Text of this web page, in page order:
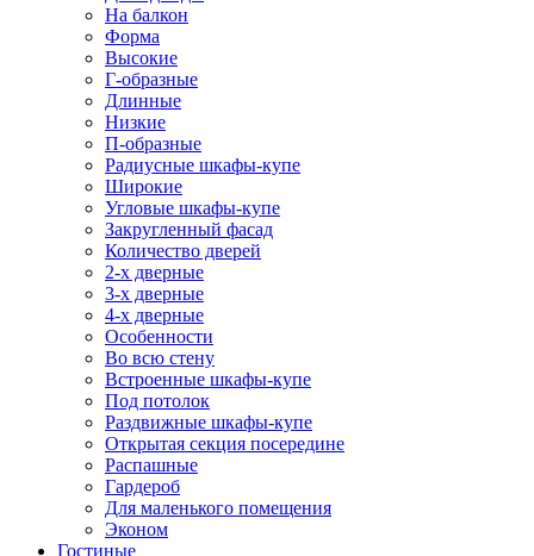
На балкон
Форма
Высокие
Г-образные
Длинные
Низкие
П-образные
Радиусные шкафы-купе
Широкие
Угловые шкафы-купе
Закругленный фасад
Количество дверей
2-х дверные
3-х дверные
4-х дверные
Особенности
Во всю стену
Встроенные шкафы-купе
Под потолок
Раздвижные шкафы-купе
Открытая секция посередине
Распашные
Гардероб
Для маленького помещения
Эконом
Гостиные